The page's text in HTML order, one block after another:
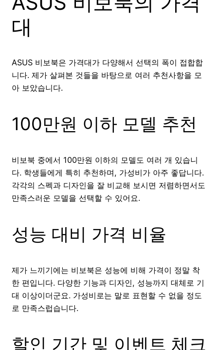
대
ASUS 비보북은 가격대가 다양해서 선택의 폭이 접합합
니다. 제가 살펴본 것들을 바탕으로 여러 추천사항을 모
아 보았습니다.
100만원 이하 모델 추천
비보북 중에서 100만원 이하의 모델도 여러 개 있습니
다. 학생들에게 특히 추천하며, 가성비가 아주 좋답니다.
각각의 스펙과 디자인을 잘 비교해 보시면 저렴하면서도
만족스러운 모델을 선택할 수 있어요.
성능 대비 가격 비율
제가 느끼기에는 비보북은 성능에 비해 가격이 정말 착
한 편입니다. 다양한 기능과 디자인, 성능까지 대체로 기
대 이상이더군요. 가성비로는 말로 표현할 수 없을 정도
로 만족스럽습니다.
할인 기간 및 이벤트 체크